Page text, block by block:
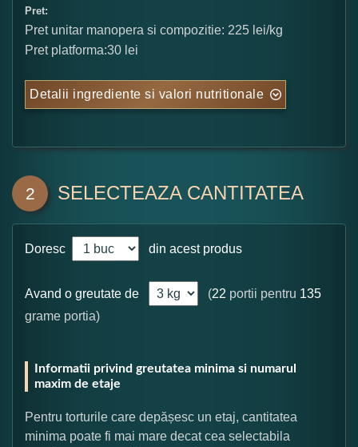
Pret:
Pret unitar manopera si compozitie: 225 lei/kg
Pret platforma:30 lei
Detalii ingrediente si valori nutritionale
2 SELECTEAZA CANTITATEA
Doresc din acest produs
Avand o greutate de (22 portii pentru 135
grame portia)
Informatii privind greutatea minima si numarul
maxim de etaje
Pentru torturile care depășesc un etaj, cantitatea
minima poate fi mai mare decat cea selectabila